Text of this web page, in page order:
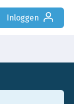
Inloggen